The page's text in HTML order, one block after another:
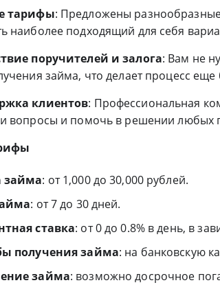
тарифы: Предложены
наиболее подходящий для себя
поручителей и залога: Вам не
займа, что делает процесс
клиентов: Профессиональная
вопросы и помочь в решении любых
займа: от 1,000 до 30,000 рублей.
: от 7 до 30 дней.
ставка: от 0 до 0.8% в день, в
получения займа: на банковскую
займа: возможно досрочное